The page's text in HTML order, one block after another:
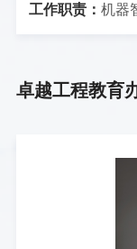
工作职责： 机器
卓越工程教育